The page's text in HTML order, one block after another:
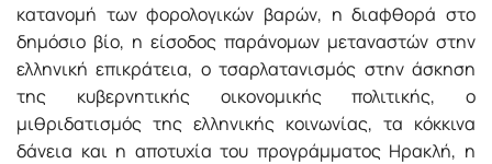
κατανομή των φορολογικών βαρών, η διαφθορά στο
δημόσιο βίο, η είσοδος παράνομων μεταναστών στην
ελληνική επικράτεια, ο τσαρλατανισμός στην άσκηση
της κυβερνητικής οικονομικής πολιτικής, ο
μιθριδατισμός της ελληνικής κοινωνίας, τα κόκκινα
δάνεια και η αποτυχία του προγράμματος Ηρακλή, η